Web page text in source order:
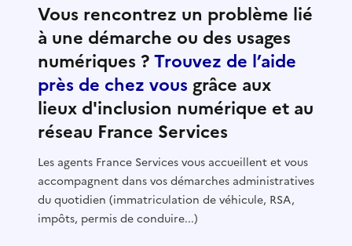
Vous rencontrez un problème lié
à une démarche ou des usages
numériques ?Trouvez de l’aide
près de chez vous grâce aux
lieux d'inclusion numérique et au
réseau France Services
Les agents France Services vous accueillent et vous
accompagnent dans vos démarches administratives
du quotidien (immatriculation de véhicule, RSA,
impôts, permis de conduire...)